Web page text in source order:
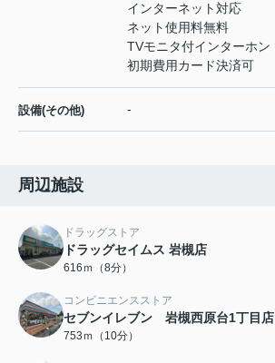
インターネット対応
ネット使用料無料
TVモニタ付インターホン
初期費用カード決済可
設備(その他) -
周辺施設
ドラッグストア
ドラッグセイムス 岩槻店
616ｍ（8分）
コンビニエンスストア
セブンイレブン 岩槻西原台1丁目店
753ｍ（10分）